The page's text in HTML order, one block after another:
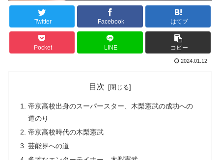
Twitter Facebook はてブ
Pocket LINE コピー
2024.01.12
目次
帝京高校出身のスーパースター、木梨憲武の成功への
道のり
帝京高校時代の木梨憲武
芸能界への道